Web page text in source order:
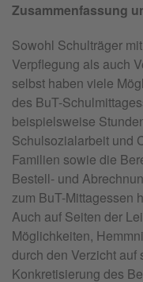
Zusammenfassung
Sowohl Schulträger
Verpflegung als auch
selbst haben viele
des BuT-
beispielsweise
Schulsozialarbeit und
Familien sowie die
Bestell- und
zum BuT-Mittagessen
Auch auf Seiten der
Möglichkeiten,
durch den Verzicht
Konkretisierung des